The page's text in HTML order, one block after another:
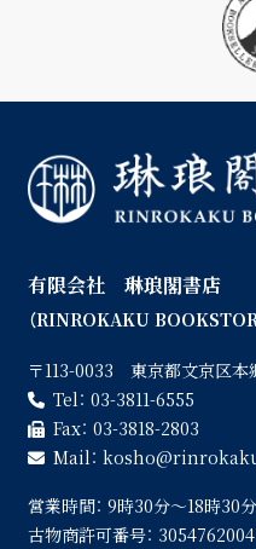
有限会社 琳琅閣書店
（RINROKAKU
〒113-0033 東京都文京区本
Tel： 03-3811-6555
Fax： 03-3818-2803
Mail： kosho
営業時間： 9時30分〜18時30分
古物商許可番号：